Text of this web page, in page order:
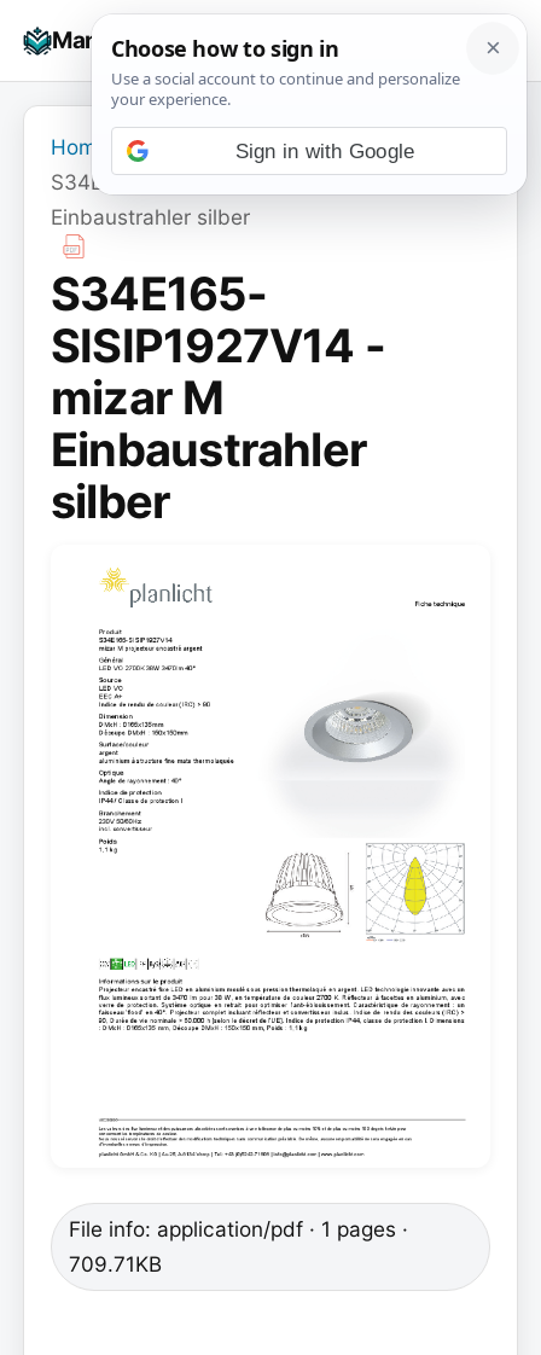
Manuals+
☰
Home
S34E165-SISIP1927V14 - mizar M
Einbaustrahler silber
S34E165-
SISIP1927V14 -
mizar M
Einbaustrahler
silber
File info: application/pdf · 1 pages ·
709.71KB
Sign in with Google